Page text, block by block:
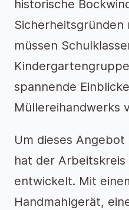
historische
Sicherheitsgründen
müssen
spannende
Müllereihandwerks
Um dieses
hat der
entwickelt. Mit
Handmahlgerät,